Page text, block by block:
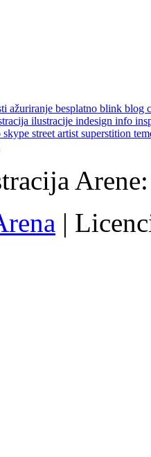
ažuriranje besplatno blink blog
ilustracije indesign info
skype street artist superstition
|